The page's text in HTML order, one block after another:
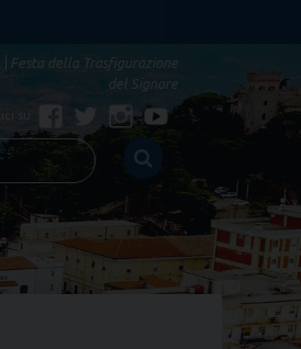
Festa della Trasfigurazione
del Signore
Facebook
Twitter